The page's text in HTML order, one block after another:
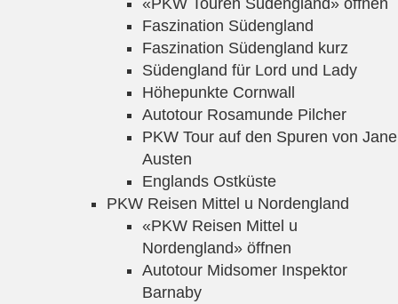
Faszination Südengland
Faszination Südengland kurz
Südengland für Lord und Lady
Höhepunkte Cornwall
Autotour Rosamunde Pilcher
PKW Tour auf den Spuren von Jane
Austen
Englands Ostküste
PKW Reisen Mittel u Nordengland
«PKW Reisen Mittel u
Nordengland» öffnen
Autotour Midsomer Inspektor
Barnaby